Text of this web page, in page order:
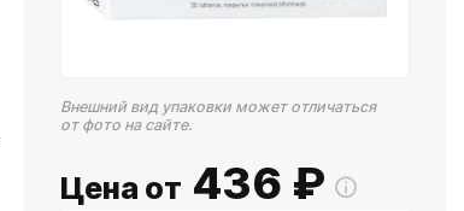
Внешний вид упаковки может отличаться
от фото на сайте.
Цена от 436 ₽